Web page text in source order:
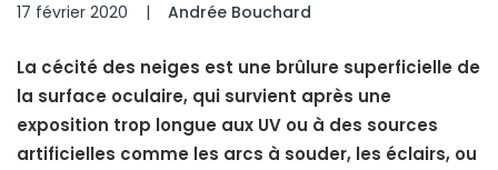
17 février 2020 | Andrée Bouchard
La cécité des neiges est une brûlure superficielle de
la surface oculaire, qui survient après une
exposition trop longue aux UV ou à des sources
artificielles comme les arcs à souder, les éclairs, ou